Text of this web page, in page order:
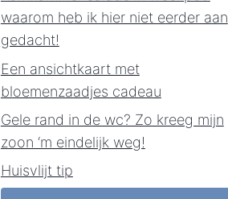
waarom heb ik hier niet eerder aan
gedacht!
Een ansichtkaart met
bloemenzaadjes cadeau
Gele rand in de wc? Zo kreeg mijn
zoon ‘m eindelijk weg!
Huisvlijt tip